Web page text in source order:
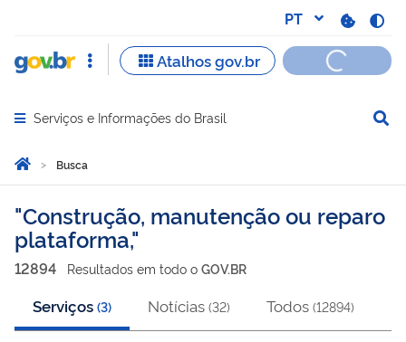
Abrir menu principal de navegação
Serviços e Informações do Brasil
Você está aqui:
Página Inicial
Busca
Busca
Construção, manutenção ou reparo
plataforma,
12894 Resultados em todo o GOV.BR
Serviços (3) Notícias (32) Todos (12894)